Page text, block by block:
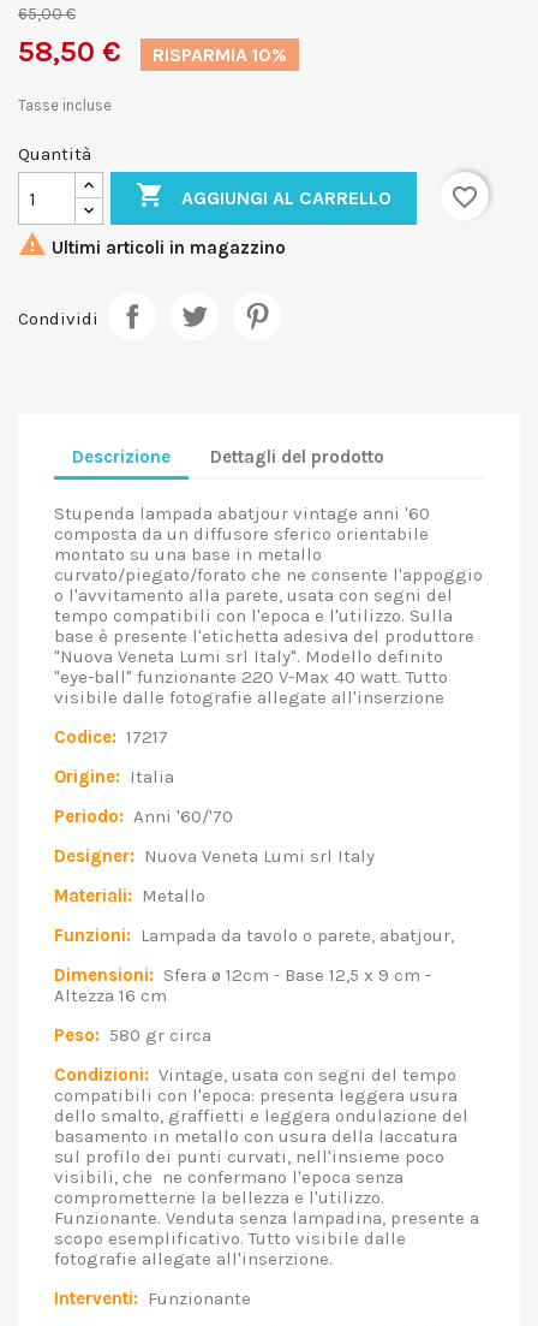
65,00 €
58,50 € RISPARMIA 10%
Tasse incluse
Quantità
 AGGIUNGI AL CARRELLO
favorite_border
 Ultimi articoli in magazzino
Condividi
Descrizione Dettagli del prodotto
Stupenda lampada abatjour vintage anni '60
composta da un diffusore sferico orientabile
montato su una base in metallo
curvato/piegato/forato che ne consente l'appoggio
o l'avvitamento alla parete, usata con segni del
tempo compatibili con l'epoca e l'utilizzo. Sulla
base è presente l'etichetta adesiva del produttore
"Nuova Veneta Lumi srl Italy". Modello definito
"eye-ball" funzionante 220 V-Max 40 watt. Tutto
visibile dalle fotografie allegate all'inserzione
Codice: 17217
Origine: Italia
Periodo: Anni '60/'70
Designer: Nuova Veneta Lumi srl Italy
Materiali: Metallo
Funzioni: Lampada da tavolo o parete, abatjour,
Dimensioni: Sfera ø 12cm - Base 12,5 x 9 cm -
Altezza 16 cm
Peso: 580 gr circa
Condizioni: Vintage, usata con segni del tempo
compatibili con l'epoca: presenta leggera usura
dello smalto, graffietti e leggera ondulazione del
basamento in metallo con usura della laccatura
sul profilo dei punti curvati, nell'insieme poco
visibili, che ne confermano l'epoca senza
comprometterne la bellezza e l'utilizzo.
Funzionante. Venduta senza lampadina, presente a
scopo esemplificativo. Tutto visibile dalle
fotografie allegate all'inserzione.
Interventi: Funzionante